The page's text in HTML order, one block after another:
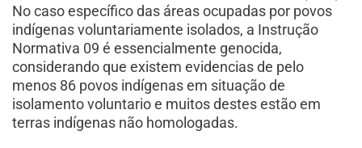
No caso específico das áreas ocupadas por povos
indígenas voluntariamente isolados, a Instrução
Normativa 09 é essencialmente genocida,
considerando que existem evidencias de pelo
menos 86 povos indígenas em situação de
isolamento voluntario e muitos destes estão em
terras indígenas não homologadas.